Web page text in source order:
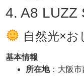
4. A8 LUZZ
自然光×お
基本情報
所在地：大阪